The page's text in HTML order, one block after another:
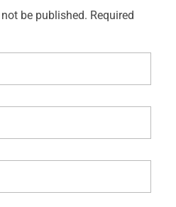
be published. Required